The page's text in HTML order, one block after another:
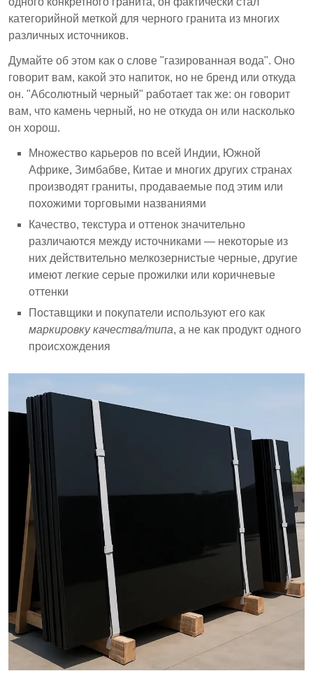
категорийной меткой для черного гранита из многих
различных источников.
Думайте об этом как о слове "газированная вода". Оно
говорит вам, какой это напиток, но не бренд или откуда
он. "Абсолютный черный" работает так же: он говорит
вам, что камень черный, но не откуда он или насколько
он хорош.
Множество карьеров по всей Индии, Южной
Африке, Зимбабве, Китае и многих других странах
производят граниты, продаваемые под этим или
похожими торговыми названиями
Качество, текстура и оттенок значительно
различаются между источниками — некоторые из
них действительно мелкозернистые черные, другие
имеют легкие серые прожилки или коричневые
оттенки
Поставщики и покупатели используют его как
маркировку качества/типа, а не как продукт одного
происхождения